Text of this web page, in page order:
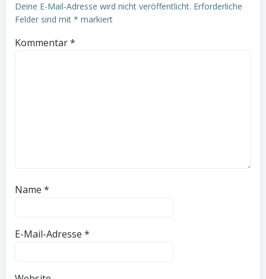
Deine E-Mail-Adresse wird nicht veröffentlicht. Erforderliche
Felder sind mit * markiert
Kommentar*
Name *
E-Mail-Adresse *